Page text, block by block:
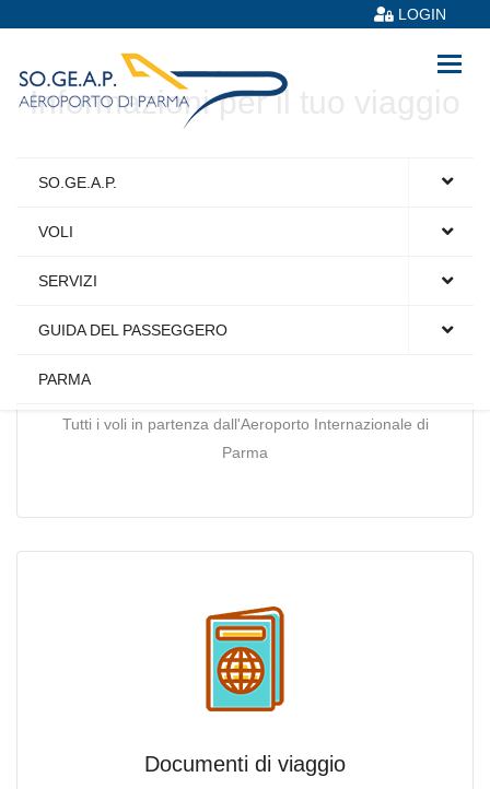
LOGIN
SO.GE.A.P.
VOLI
SERVIZI
GUIDA DEL PASSEGGERO
PARMA
Informazioni per il tuo viaggio
Tutti i voli in partenza dall'Aeroporto Internazionale di
Parma
Documenti di viaggio